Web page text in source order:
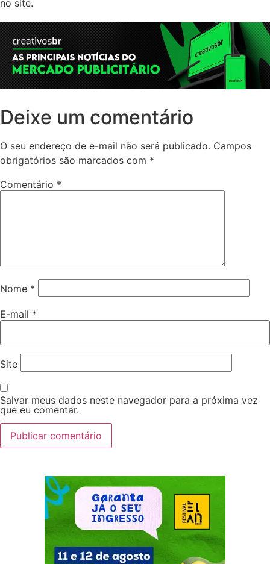
no site.
Deixe um comentário
O seu endereço de e-mail não será publicado. Campos
obrigatórios são marcados com *
Comentário *
Nome *
E-mail *
Site
Salvar meus dados neste navegador para a próxima vez
que eu comentar.